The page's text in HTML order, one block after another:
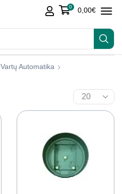
0 0,00€
Vartų Automatika